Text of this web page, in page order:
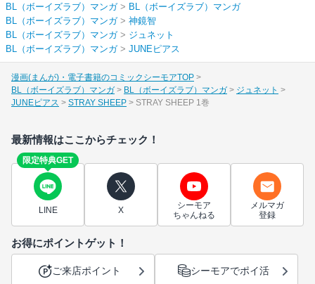
BL（ボーイズラブ）マンガ> BL（ボーイズラブ）マンガ
BL（ボーイズラブ）マンガ> 神鏡智
BL（ボーイズラブ）マンガ> ジュネット
BL（ボーイズラブ）マンガ> JUNEピアス
漫画(まんが)・電子書籍のコミックシーモアTOP
BL（ボーイズラブ）マンガ
BL（ボーイズラブ）マンガ
ジュネット
JUNEピアス
STRAY SHEEP STRAY SHEEP 1巻
最新情報はここからチェック！
限定特典GET
LINE X
シーモア
ちゃんねる
メルマガ
登録
お得にポイントゲット！
ご来店ポイント シーモアでポイ活